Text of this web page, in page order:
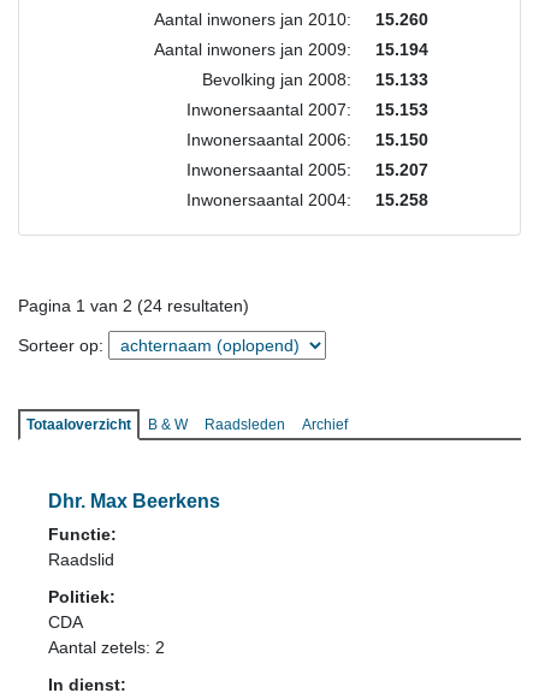
Aantal inwoners jan 2010:
15.260
Aantal inwoners jan 2009:
15.194
Bevolking jan 2008:
15.133
Inwonersaantal 2007:
15.153
Inwonersaantal 2006:
15.150
Inwonersaantal 2005:
15.207
Inwonersaantal 2004:
15.258
Pagina 1 van 2 (24 resultaten)
Sorteer op:
Totaaloverzicht B & W Raadsleden Archief
Dhr. Max Beerkens
Functie:
Raadslid
Politiek:
CDA
Aantal zetels: 2
In dienst: